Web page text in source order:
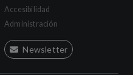
Accesibilidad
Administración
Newsletter